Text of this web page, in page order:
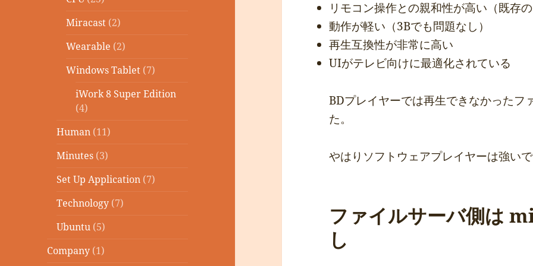
Miracast (2)
Wearable (2)
Windows Tablet (7)
iWork 8 Super Edition
(4)
Human (11)
Minutes (3)
Set Up Application (7)
Technology (7)
Ubuntu (5)
Company (1)
リモコン操作との親和性が高い（既存
動作が軽い（3Bでも問題なし）
再生互換性が非常に高い
UIがテレビ向けに最適化されている
BDプレイヤーでは再生できなかったフ
た。
やはりソフトウェアプレイヤーは強い
ファイルサーバ側は
し